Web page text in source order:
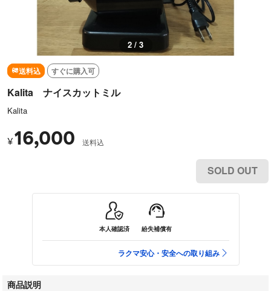
2 / 3
送料込 すぐに購入可
Kalita ナイスカットミル
Kalita
¥16,000 送料込
SOLD OUT
本人確認済 紛失補償有
ラクマ安心・安全への取り組み
商品説明